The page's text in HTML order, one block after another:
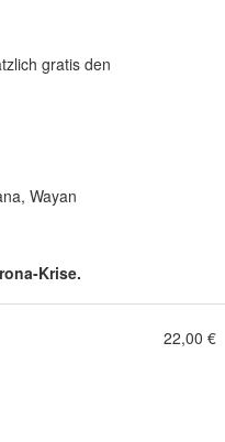
gratis den
Wayan
Krise.
22,00 €